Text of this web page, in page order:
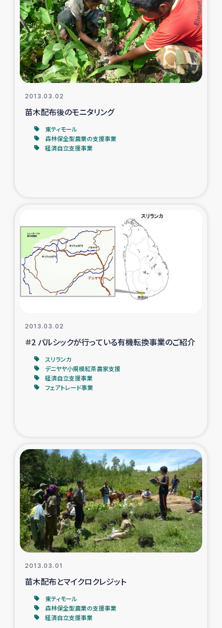
トルコ・シリア地震被災者支援
デニヤヤ小規模紅茶農家支援
コーヒー生産者支援
アイナロ県マウベシ郡でのコーヒー畑改善事業
ベイルート大規模爆発被災者支援
女性の生計向上支援
2013.03.02
苗木配布後のモニタリング
東ティモール
森林保全型農業の支援事業
経済自立支援事業
2013.03.02
＃2 パルシックが行っている有機転換事業のご紹介
スリランカ
デニヤヤ小規模紅茶農家支援
経済自立支援事業
フェアトレード事業
2013.03.01
苗木配布とマイクロクレジット
東ティモール
森林保全型農業の支援事業
経済自立支援事業